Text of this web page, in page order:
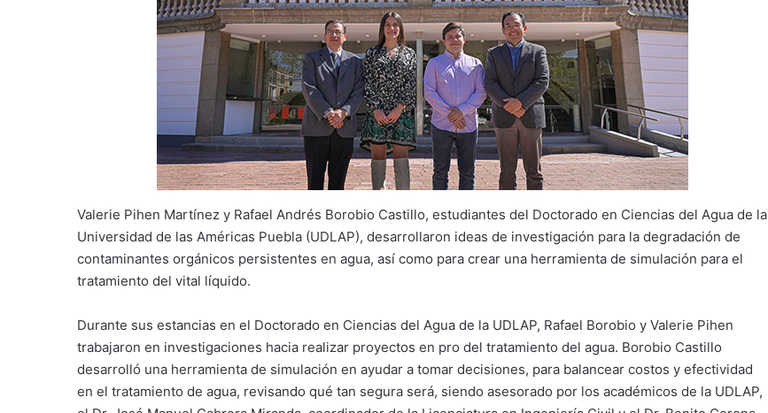
Valerie Pihen Martínez y Rafael Andrés Borobio Castillo, estudiantes del Doctorado en Ciencias del Agua de la
Universidad de las Américas Puebla (UDLAP), desarrollaron ideas de investigación para la degradación de
contaminantes orgánicos persistentes en agua, así como para crear una herramienta de simulación para el
tratamiento del vital líquido.
Durante sus estancias en el Doctorado en Ciencias del Agua de la UDLAP, Rafael Borobio y Valerie Pihen
trabajaron en investigaciones hacia realizar proyectos en pro del tratamiento del agua. Borobio Castillo
desarrolló una herramienta de simulación en ayudar a tomar decisiones, para balancear costos y efectividad
en el tratamiento de agua, revisando qué tan segura será, siendo asesorado por los académicos de la UDLAP,